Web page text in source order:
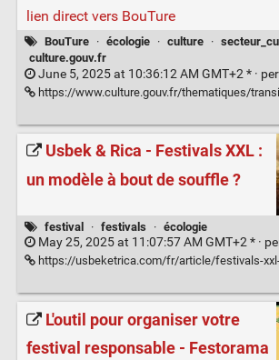
lien direct vers BouTure
BouTure · écologie · culture ·
culture.gouv.fr
June 5, 2025 at 10:36:12 AM GMT+2 * ·
https://www.culture.gouv.fr/thematiques/transition-ecologique/Centre-de-ressources-Transition-ecologique-de-la-
Usbek & Rica - Festivals XXL :
un modèle à bout de souffle ?
festival · festivals · écologie
May 25, 2025 at 11:07:57 AM GMT+2 * ·
https://usbeketrica.com/fr/article/festivals-xxl-un-
L'outil pour organiser votre
festival responsable - Festorama